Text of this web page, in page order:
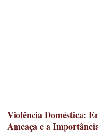
Violência Doméstica:
Ameaça e a